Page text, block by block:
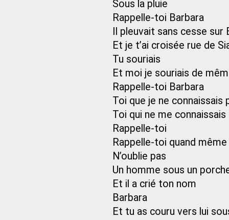
Sous la pluie
Rappelle-toi Barbara
Il pleuvait sans cesse sur
Et je t’ai croisée rue de
Tu souriais
Et moi je souriais de
Rappelle-toi Barbara
Toi que je ne connaissais
Toi qui ne me connaissais
Rappelle-toi
Rappelle-toi quand
N’oublie pas
Un homme sous un
Et il a crié ton nom
Barbara
Et tu as couru vers lui